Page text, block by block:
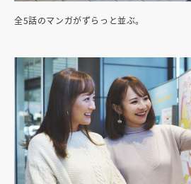
全5話のマンガがずらっと並ぶ。